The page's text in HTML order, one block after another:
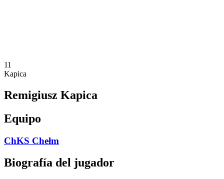
11
Kapica
Remigiusz Kapica
Equipo
ChKS Chełm
Biografía del jugador